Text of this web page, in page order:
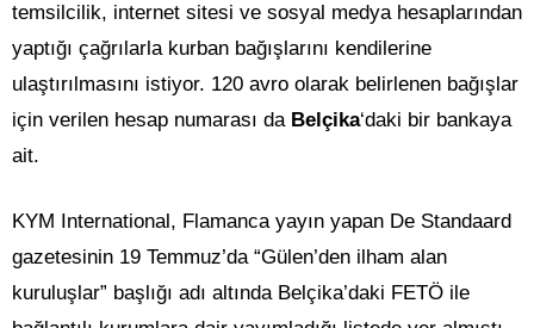
temsilcilik, internet sitesi ve sosyal medya hesaplarından
yaptığı çağrılarla kurban bağışlarını kendilerine
ulaştırılmasını istiyor. 120 avro olarak belirlenen bağışlar
için verilen hesap numarası da Belçika‘daki bir bankaya
ait.
KYM International, Flamanca yayın yapan De Standaard
gazetesinin 19 Temmuz’da “Gülen’den ilham alan
kuruluşlar” başlığı adı altında Belçika’daki FETÖ ile